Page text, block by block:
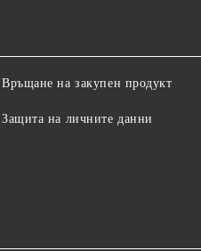
Връщане на закупен продукт
Защита на личните данни